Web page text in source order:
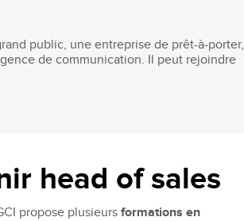
public, une entreprise de prêt-à-porter,
de communication. Il peut rejoindre
head of sales
propose plusieursformations en